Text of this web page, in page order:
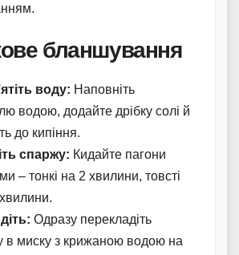
бланшування
воду: Наповніть
водою, додайте дрібку солі й
до кипіння.
спаржу: Кидайте пагони
– тонкі на 2 хвилини, товсті
Одразу перекладіть
в миску з крижаною водою на